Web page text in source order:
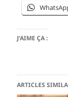
J’AIME ÇA :
ARTICLES